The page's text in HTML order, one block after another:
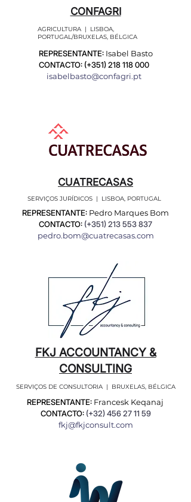
CONFAGRI
AGRICULTURA | LISBOA,
PORTUGAL/BRUXELAS, BÉLGICA
REPRESENTANTE: Isabel Basto
CONTACTO: (+351)218 118 000
isabelbasto@confagri.pt
CUATRECASAS
SERVIÇOS JURÍDICOS | LISBOA, PORTUGAL
REPRESENTANTE: Pedro Marques Bom
CONTACTO: (+351)213 553 837
pedro.bom@cuatrecasas.com
FKJ ACCOUNTANCY &
CONSULTING
SERVIÇOS DE CONSULTORIA | BRUXELAS, BÉLGICA
REPRESENTANTE: Francesk Keqanaj
CONTACTO: (+32)456 27 11 59
fkj@fkjconsult.com